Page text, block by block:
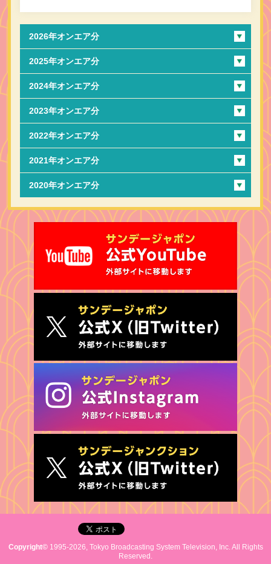
2026年オンエア分
2025年オンエア分
2024年オンエア分
2023年オンエア分
2022年オンエア分
2021年オンエア分
2020年オンエア分
Copyright©1995-2026, Tokyo Broadcasting System Television, Inc. All Rights
Reserved.